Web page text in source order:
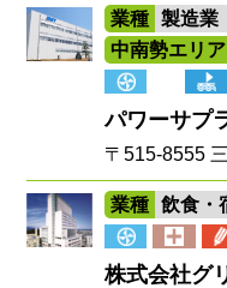
業種
製造業
中南勢エリア
パワーサプ
〒515-8555
業種 飲食・
株式会社グ